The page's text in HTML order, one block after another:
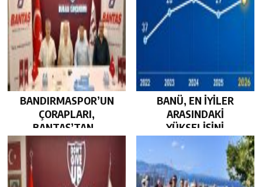
BANDIRMASPOR’UN
ÇORAPLARI,
BANTAŞ’TAN…
BANÜ, EN İYİLER
ARASINDAKİ
YÜKSELİŞİNİ
SÜRDÜRDÜ…